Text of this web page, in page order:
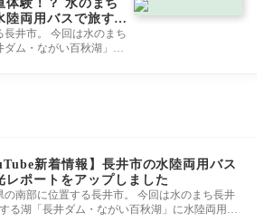
体験！？ 水のまち
陸両用バスで旅する
！ | 山形 まるごと
YAMAGATA」
井市。 今回は水のまち
ム・ながい百秋湖」に
新着情報】長井市の水陸両用バス
レポートをアップしました
の南部に位置する長井市。 今回は水のまち長井
る湖「長井ダム・ながい百秋湖」に水陸両用バ